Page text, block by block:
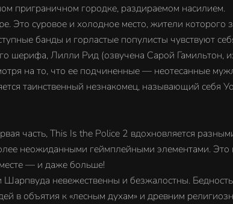
приграничном городке, раздираемом насилием.
суровое и холодное место, жители которого
банды и горластые популисты чувствуют
шерифа, Лилли Рид (озвучена Сарой Гамильтон,
на то, что ее подчиненные — неотесанные
таинственный незнакомец, называющий себя
часть, This Is the Police 2 вдохновляется
неожиданными геймплейными элементами. Это
— и даже больше!
Шарпвуда невежественны и безжалостны.
в объятия к «лесным духам» и древним